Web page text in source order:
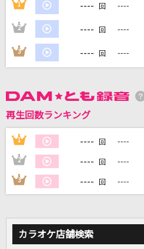
グミ
ファタール
GEMN
モア]
Celine Dion With Special Guests
1994・POPS 女
DKオリジナルメドレー
もっと見
DAMの新曲・ラ
1 ---- 回 ----
2 ---- 回 ----
3 ---- 回 ----
再生回数ランキング
1 ---- 回 ----
2 ---- 回 ----
3 ---- 回 ----
カラオケ店舗検索